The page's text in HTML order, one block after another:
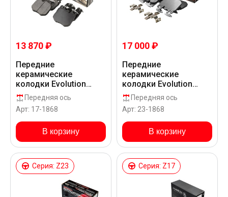
13 870 ₽
Передние
керамические
колодки Evolution
PLUS Z17 для Rolls-
Royce CULLINAN RR31
Передняя ось
Арт: 17-1868
В корзину
17 000 ₽
Передние
керамические
колодки Evolution
Sport Z23 для Rolls-
Royce CULLINAN RR31
Передняя ось
Арт: 23-1868
В корзину
Серия: Z23 Серия: Z17